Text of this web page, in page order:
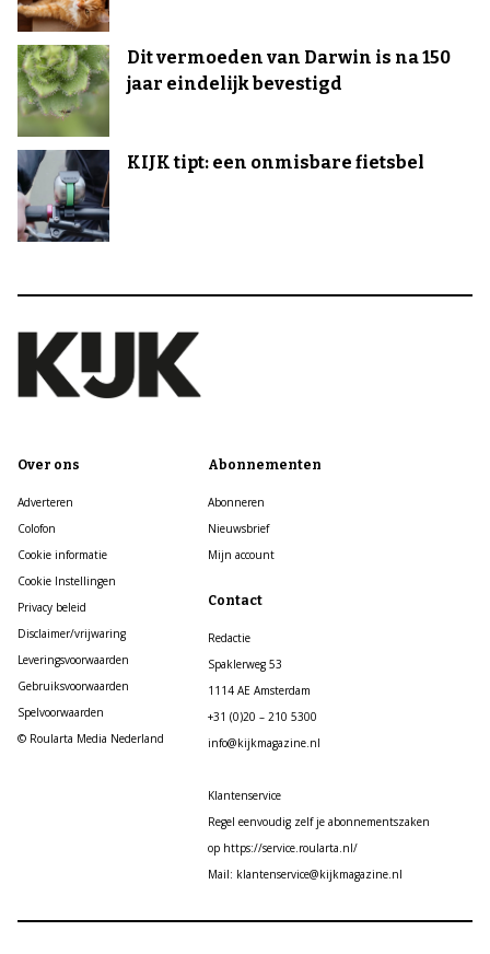
Dit vermoeden van Darwin is na 150
jaar eindelijk bevestigd
KIJK tipt: een onmisbare fietsbel
Over ons
Adverteren
Colofon
Cookie informatie
Cookie Instellingen
Privacy beleid
Disclaimer/vrijwaring
Leveringsvoorwaarden
Gebruiksvoorwaarden
Spelvoorwaarden
© Roularta Media Nederland
Abonnementen
Abonneren
Nieuwsbrief
Mijn account
Contact
Redactie
Spaklerweg 53
1114 AE Amsterdam
+31 (0)20 – 210 5300
info@kijkmagazine.nl
Klantenservice
Regel eenvoudig zelf je abonnementszaken
op https://service.roularta.nl/
Mail: klantenservice@kijkmagazine.nl